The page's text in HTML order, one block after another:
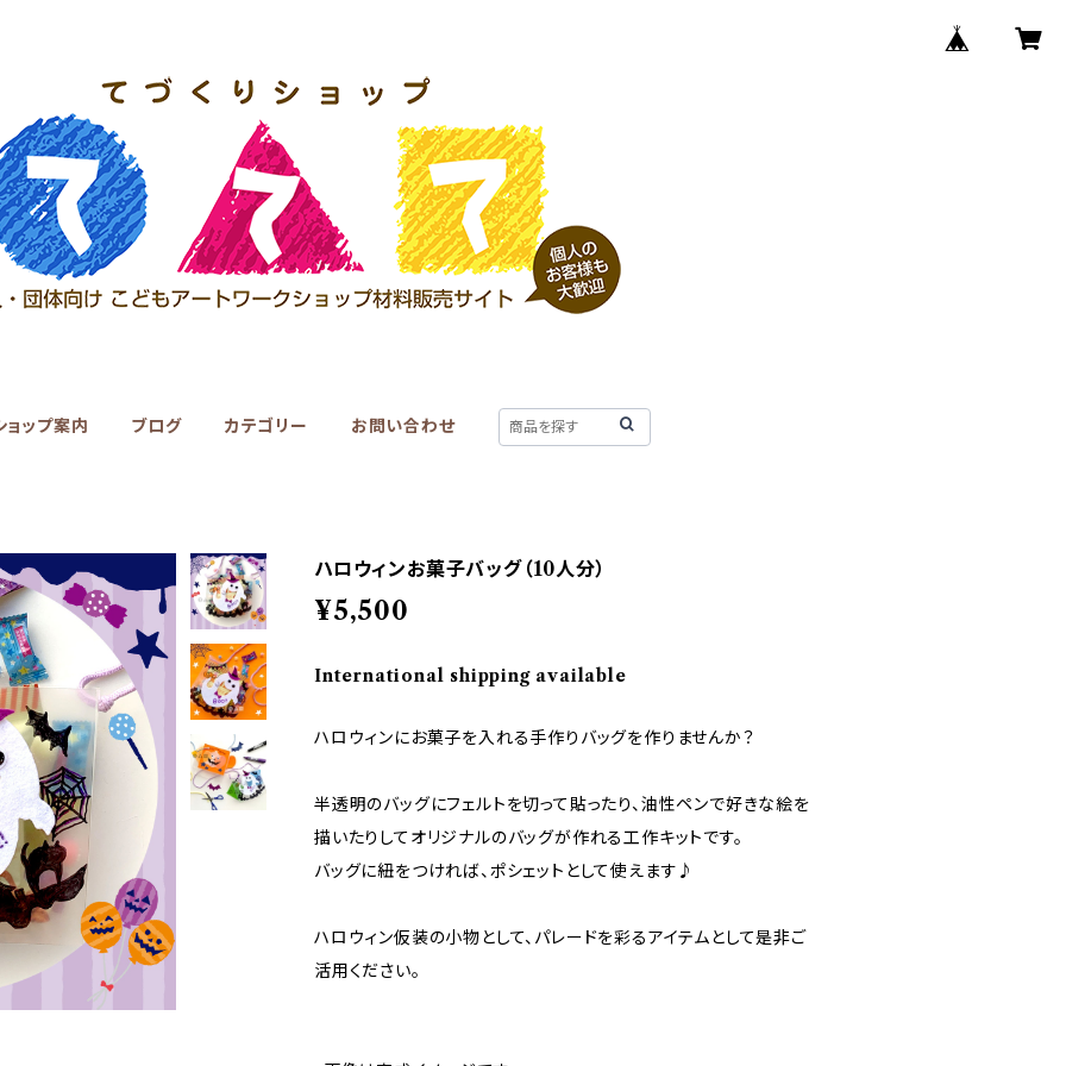
ョップ案内 ブログ カテゴリー お問い合わせ
ハロウィンお菓子バッグ（10人分）
¥5,500
International shipping available
ハロウィンにお菓子を入れる手作りバッグを作りませんか？
半透明のバッグにフェルトを切って貼ったり、油性ペンで好きな絵を
描いたりしてオリジナルのバッグが作れる工作キットです。
バッグに紐をつければ、ポシェットとして使えます♪
ハロウィン仮装の小物として、パレードを彩るアイテムとして是非ご
活用ください。